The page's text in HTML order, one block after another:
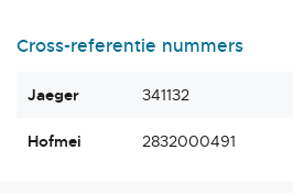
Cross-referentie nummers
Jaeger 341132
Hofmei 2832000491